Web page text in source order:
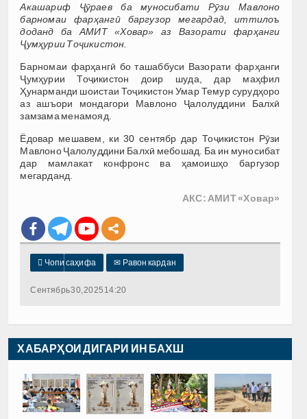
Акашариф Ҷӯраев ба муносибати Рӯзи Мавлоно
барномаи фарҳангӣ баргузор мегардад, иттилоъ
доданд ба АМИТ «Ховар» аз Вазорати фарҳанги
Ҷумҳурии Тоҷикистон.
Барномаи фарҳангӣ бо ташаббуси Вазорати фарҳанги
Ҷумҳурии Тоҷикистон доир шуда, дар маҳфил
Ҳунарманди шоистаи Тоҷикистон Умар Темур сурудҳоро
аз ашъори мондагори Мавлоно Ҷалолуддини Балхӣ
замзама менамояд.
Ёдовар мешавем, ки 30 сентябр дар Тоҷикистон Рӯзи
Мавлоно Ҷалолуддини Балхӣ мебошад. Ба ин муносибат
дар мамлакат конфронс ва ҳамоишҳо баргузор
мегарданд.
АКС: АМИТ«Ховар»
 Чопи саҳифа ✉ Равон кардан
Сентябрь 30, 2025 14:20
ХАБАРҲОИ ДИГАРИ ИН БАХШ